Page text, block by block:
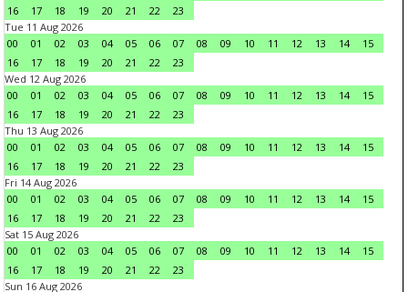
16
17 18 19 20 21 22
23
Tue 11 Aug 2026
00
01 02 03 04 05 06 07 08 09 10 11 12 13 14
15
16
17 18 19 20 21 22
23
Wed 12 Aug 2026
00
01 02 03 04 05 06 07 08 09 10 11 12 13 14
15
16
17 18 19 20 21 22
23
Thu 13 Aug 2026
00
01 02 03 04 05 06 07 08 09 10 11 12 13 14
15
16
17 18 19 20 21 22
23
Fri 14 Aug 2026
00
01 02 03 04 05 06 07 08 09 10 11 12 13 14
15
16
17 18 19 20 21 22
23
Sat 15 Aug 2026
00
01 02 03 04 05 06 07 08 09 10 11 12 13 14
15
16
17 18 19 20 21 22
23
Sun 16 Aug 2026